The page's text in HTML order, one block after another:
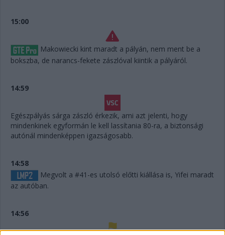
15:00
Makowiecki kint maradt a pályán, nem ment be a
bokszba, de narancs-fekete zászlóval kiintik a pályáról.
14:59
Egészpályás sárga zászló érkezik, ami azt jelenti, hogy
mindenkinek egyformán le kell lassítania 80-ra, a biztonsági
autónál mindenképpen igazságosabb.
14:58
Megvolt a #41-es utolsó előtti kiállása is, Yifei maradt
az autóban.
14:56